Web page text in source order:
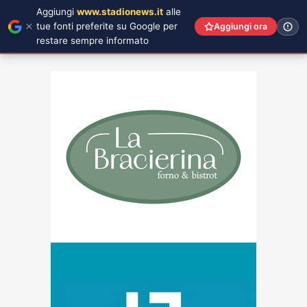
Aggiungi www.stadionews.it alle
tue fonti preferite su Google per
restare sempre informato
Aggiungi ora